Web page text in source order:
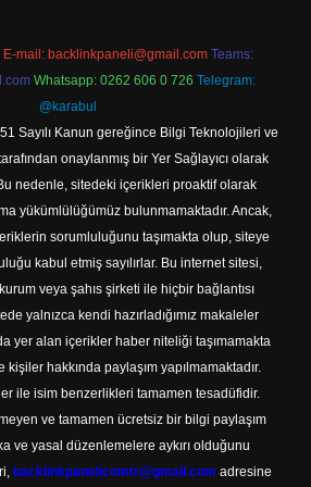
E-mail: backlinkpaneli@gmail.com Teams:
Whatsapp: 0262 606 0 726 Telegram:
@karabul
Sayılı Kanun gereğince Bilgi Teknolojileri ve
onaylanmış bir Yer Sağlayıcı olarak
nedenle, sitedeki içerikleri proaktif olarak
yükümlülüğümüz bulunmamaktadır. Ancak,
sorumluluğunu taşımakta olup, siteye
kabul etmiş sayılırlar. Bu internet sitesi,
veya şahıs şirketi ile hiçbir bağlantısı
yalnızca kendi hazırladığımız makaleler
yer alan içerikler haber niteliği taşımamakta
hakkında paylaşım yapılmamaktadır.
ile isim benzerlikleri tamamen tesadüfidir.
ve tamamen ücretsiz bir bilgi paylaşım
ve yasal düzenlemelere aykırı olduğunu
backlinkpanelicomtr@gmail.com adresine